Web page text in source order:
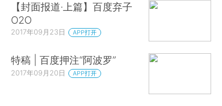
【封面报道·上篇】百度弃子
O2O
2017年09月23日 APP打开
特稿 | 百度押注“阿波罗”
2017年09月20日 APP打开